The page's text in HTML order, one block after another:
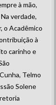
à mão,
verdade,
o Acadêmico
à
carinho e
Telmo
Solene